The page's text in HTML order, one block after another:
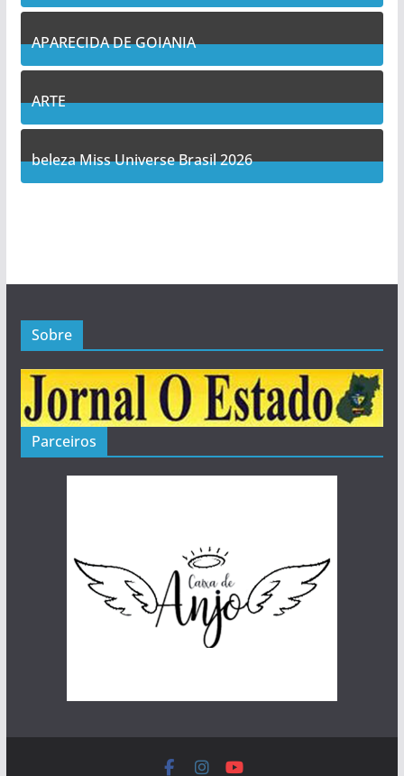
11Posts
APARECIDA DE GOIANIA
13Posts
ARTE
5Posts
beleza Miss Universe Brasil 2026
Sobre
Parceiros